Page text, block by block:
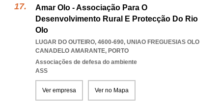
Amar Olo - Associação Para O
Desenvolvimento Rural E Protecção Do Rio
Olo
LUGAR DO OUTEIRO, 4600-690, UNIAO FREGUESIAS OLO
CANADELO AMARANTE, PORTO
Associações de defesa do ambiente
ASS
Ver empresa Ver no Mapa